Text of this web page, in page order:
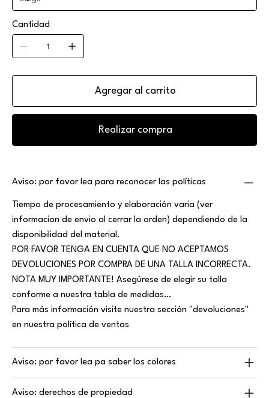
Cantidad
Agregar al carrito
Realizar compra
Aviso: por favor lea para reconocer las políticas
Tiempo de procesamiento y elaboración varia (ver
informacion de envio al cerrar la orden) dependiendo de la
disponibilidad del material.
POR FAVOR TENGA EN CUENTA QUE NO ACEPTAMOS
DEVOLUCIONES POR COMPRA DE UNA TALLA INCORRECTA.
NOTA MUY IMPORTANTE! Asegúrese de elegir su talla
conforme a nuestra tabla de medidas…
Para más información visite nuestra sección "devoluciones"
en nuestra política de ventas
Aviso: por favor lea pa saber los colores
Aviso: derechos de propiedad